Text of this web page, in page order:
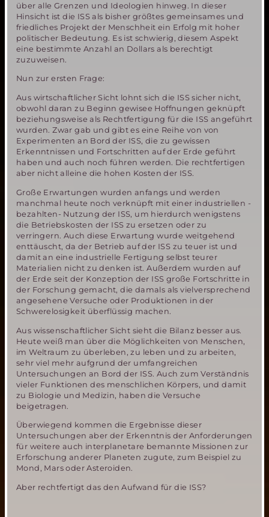
über alle Grenzen und Ideologien hinweg. In dieser
Hinsicht ist die ISS als bisher größtes gemeinsames und
friedliches Projekt der Menschheit ein Erfolg mit hoher
politischer Bedeutung. Es ist schwierig, diesem Aspekt
eine bestimmte Anzahl an Dollars als berechtigt
zuzuweisen.
Nun zur ersten Frage:
Aus wirtschaftlicher Sicht lohnt sich die ISS sicher nicht,
obwohl daran zu Beginn gewisee Hoffnungen geknüpft
beziehungsweise als Rechtfertigung für die ISS angeführt
wurden. Zwar gab und gibt es eine Reihe von von
Experimenten an Bord der ISS, die zu gewissen
Erkenntnissen und Fortschritten auf der Erde geführt
haben und auch noch führen werden. Die rechtfertigen
aber nicht alleine die hohen Kosten der ISS.
Große Erwartungen wurden anfangs und werden
manchmal heute noch verknüpft mit einer industriellen -
bezahlten- Nutzung der ISS, um hierdurch wenigstens
die Betriebskosten der ISS zu ersetzen oder zu
verringern. Auch diese Erwartung wurde weitgehend
enttäuscht, da der Betrieb auf der ISS zu teuer ist und
damit an eine industrielle Fertigung selbst teurer
Materialien nicht zu denken ist. Außerdem wurden auf
der Erde seit der Konzeption der ISS große Fortschritte in
der Forschung gemacht, die damals als vielversprechend
angesehene Versuche oder Produktionen in der
Schwerelosigkeit überflüssig machen.
Aus wissenschaftlicher Sicht sieht die Bilanz besser aus.
Heute weiß man über die Möglichkeiten von Menschen,
im Weltraum zu überleben, zu leben und zu arbeiten,
sehr viel mehr aufgrund der umfangreichen
Untersuchungen an Bord der ISS. Auch zum Verständnis
vieler Funktionen des menschlichen Körpers, und damit
zu Biologie und Medizin, haben die Versuche
beigetragen.
Überwiegend kommen die Ergebnisse dieser
Untersuchungen aber der Erkenntnis der Anforderungen
für weitere auch interplanetare bemannte Missionen zur
Erforschung anderer Planeten zugute, zum Beispiel zu
Mond, Mars oder Asteroiden.
Aber rechtfertigt das den Aufwand für die ISS?